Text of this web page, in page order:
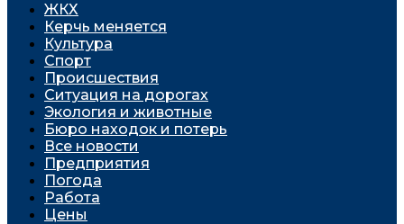
ЖКХ
Керчь меняется
Культура
Спорт
Проиcшествия
Ситуация на дорогах
Экология и животные
Бюро находок и потерь
Все новости
Предприятия
Погода
Работа
Цены